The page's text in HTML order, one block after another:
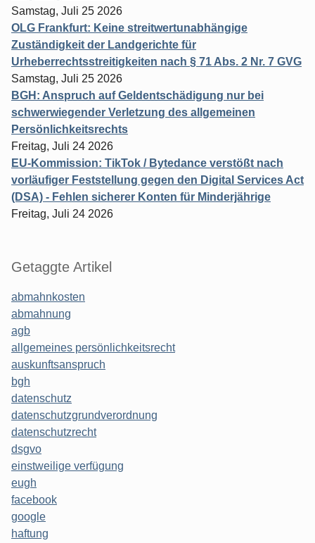
Samstag, Juli 25 2026
OLG Frankfurt: Keine streitwertunabhängige
Zuständigkeit der Landgerichte für
Urheberrechtsstreitigkeiten nach § 71 Abs. 2 Nr. 7 GVG
Samstag, Juli 25 2026
BGH: Anspruch auf Geldentschädigung nur bei
schwerwiegender Verletzung des allgemeinen
Persönlichkeitsrechts
Freitag, Juli 24 2026
EU-Kommission: TikTok / Bytedance verstößt nach
vorläufiger Feststellung gegen den Digital Services Act
(DSA) - Fehlen sicherer Konten für Minderjährige
Freitag, Juli 24 2026
Getaggte Artikel
abmahnkosten
abmahnung
agb
allgemeines persönlichkeitsrecht
auskunftsanspruch
bgh
datenschutz
datenschutzgrundverordnung
datenschutzrecht
dsgvo
einstweilige verfügung
eugh
facebook
google
haftung